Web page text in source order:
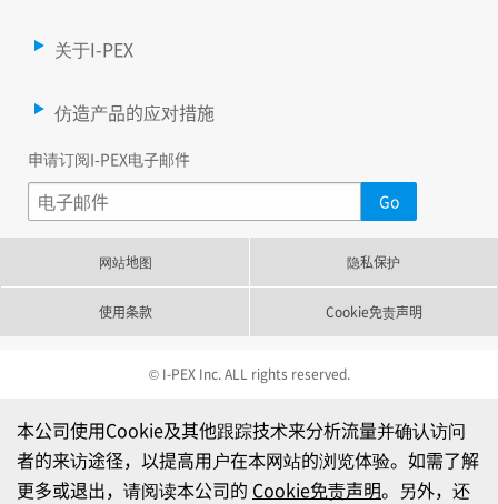
关于I-PEX
仿造产品的应对措施
申请订阅I-PEX电子邮件
网站地图 隐私保护
使用条款 Cookie免责声明
© I-PEX Inc. ALL rights reserved.
本公司使用Cookie及其他跟踪技术来分析流量并确认访问
者的来访途径，以提高用户在本网站的浏览体验。如需了解
更多或退出，请阅读本公司的 Cookie免责声明。另外，还